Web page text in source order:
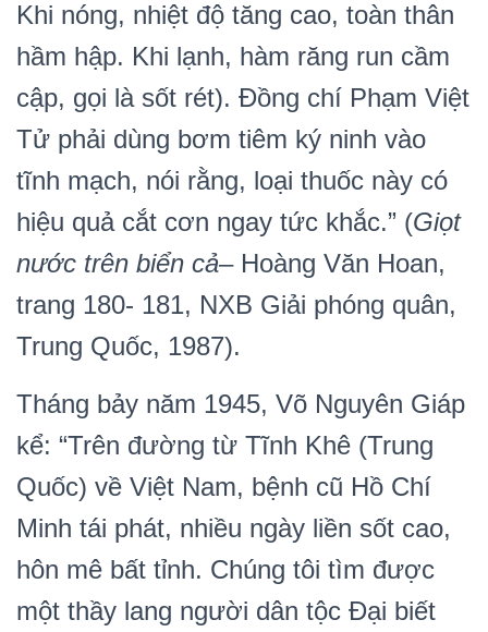
Khi nóng, nhiệt độ tăng cao, toàn thân
hầm hập. Khi lạnh, hàm răng run cầm
cập, gọi là sốt rét). Đồng chí Phạm Việt
Tử phải dùng bơm tiêm ký ninh vào
tĩnh mạch, nói rằng, loại thuốc này có
hiệu quả cắt cơn ngay tức khắc.” (Giọt
nước trên biển cả– Hoàng Văn Hoan,
trang 180- 181, NXB Giải phóng quân,
Trung Quốc, 1987).
Tháng bảy năm 1945, Võ Nguyên Giáp
kể: “Trên đường từ Tĩnh Khê (Trung
Quốc) về Việt Nam, bệnh cũ Hồ Chí
Minh tái phát, nhiều ngày liền sốt cao,
hôn mê bất tỉnh. Chúng tôi tìm được
một thầy lang người dân tộc Đại biết